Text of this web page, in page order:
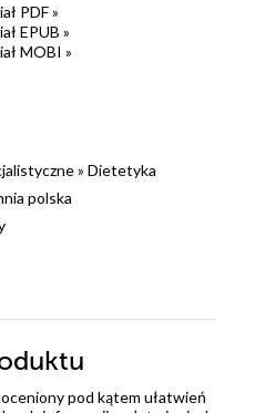
PDF »
EPUB »
MOBI »
» Dietetyka
polska
pod kątem ułatwień